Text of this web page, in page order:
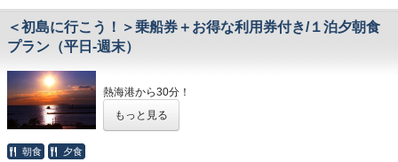
なること間違いなしです。
・15:00～24:00（最終入場 23:30）
・ 6:00～10:30（最終入場 10:00）
◆エステ・貸切露天風呂
事前予約制となります。
詳細につきましては＜0557-82-8111＞までお問い合わせく
ださい。
◆お部屋
お部屋から見る景色は「感動」間違いなし。
相模湾の朝焼けや熱海の夜景が一望できます。
※3名様以上でご宿泊の際は、ご就寝時に畳・ソファースペ
◆お食事
レストラン「The Dining OCEAN'S GIFT」は和・洋を中心
とした多彩な料理をご用意しております。
＜初島に行こう！＞乗船券＋お得な利用券付き/１泊夕朝食
プラン（平日‐週末）
熱海港から30分！
船旅できる贅沢なプラン。島のどこにいても波の音が聞こえ
るアイランドリゾートで、極上のひとときをお楽しみくださ
もっと見る
朝食 夕食